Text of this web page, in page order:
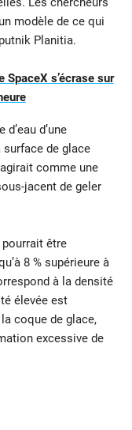
modèle de ce qui
Planitia.
SpaceX s’écrase sur
d’une
de glace
comme une
jacent de geler
pourrait être
8 % supérieure à
à la densité
élevée est
coque de glace,
excessive de